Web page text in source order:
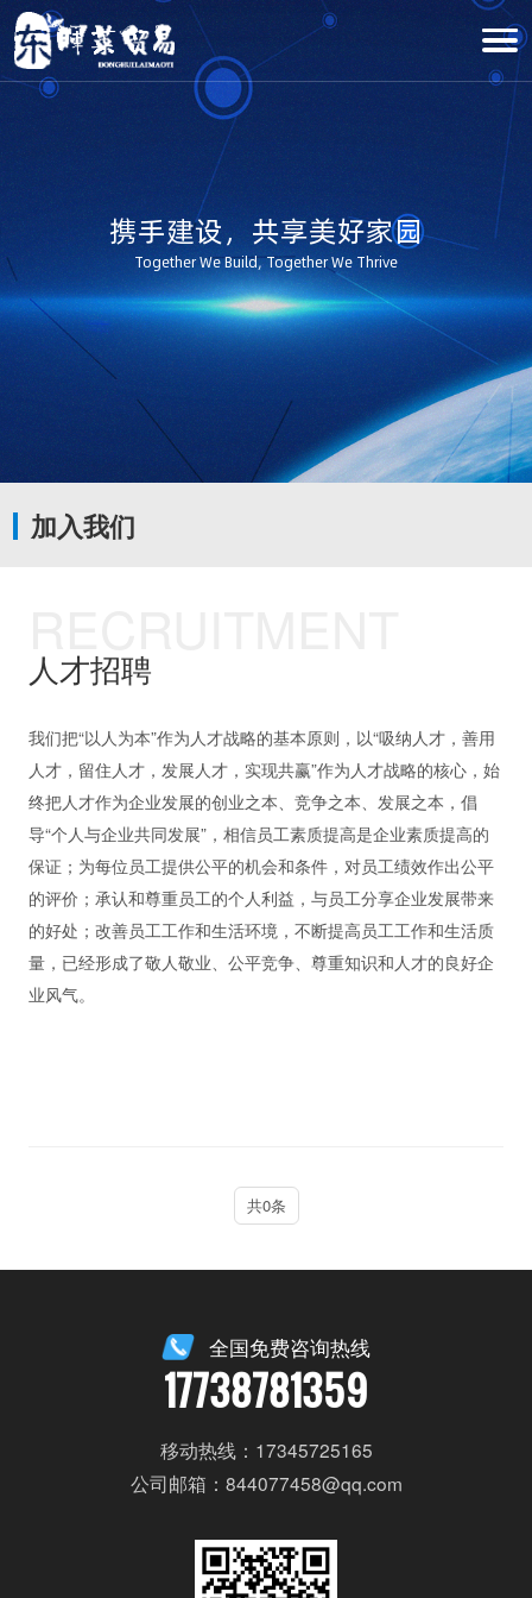
携手建设，共享美好家园
Together We Build, Together We Thrive
加入我们
人才招聘
我们把“以人为本”作为人才战略的基本原则，以“吸纳人才，善用
人才，留住人才，发展人才，实现共赢”作为人才战略的核心，始
终把人才作为企业发展的创业之本、竞争之本、发展之本，倡
导“个人与企业共同发展”，相信员工素质提高是企业素质提高的
保证；为每位员工提供公平的机会和条件，对员工绩效作出公平
的评价；承认和尊重员工的个人利益，与员工分享企业发展带来
的好处；改善员工工作和生活环境，不断提高员工工作和生活质
量，已经形成了敬人敬业、公平竞争、尊重知识和人才的良好企
业风气。
共0条
全国免费咨询热线
17738781359
移动热线：17345725165
公司邮箱：844077458@qq.com